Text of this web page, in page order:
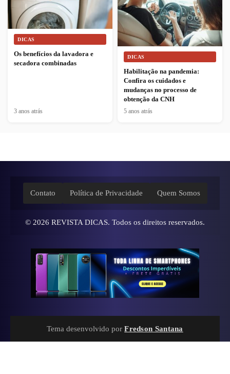
DICAS
Os benefícios da lavadora e
secadora combinadas
3 anos atrás
DICAS
Habilitação na pandemia:
Confira os cuidados e
mudanças no processo de
obtenção da CNH
5 anos atrás
Contato Política de Privacidade Quem Somos
© 2026 REVISTA DICAS. Todos os direitos reservados.
Tema desenvolvido por Fredson Santana